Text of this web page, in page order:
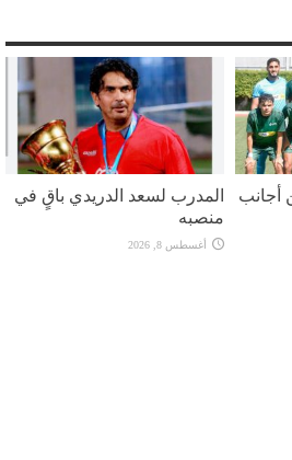
أجانب
المدرب لسعد الدريدي باقٍ في
منصبه
أغسطس 8, 2026